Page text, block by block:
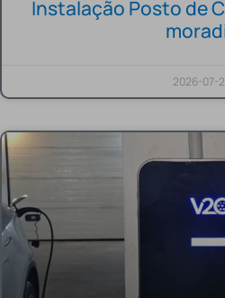
Instalação Posto de
2026-07-